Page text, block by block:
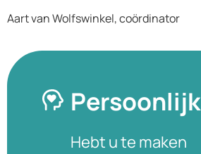
Aart van Wolfswinkel, coördinator
Persoonlijk
Hebt u te maken